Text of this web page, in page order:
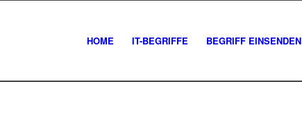
HOME IT-BEGRIFFE BEGRIFF EINSENDEN